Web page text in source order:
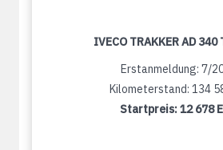
IVECO TRAKKER AD 340
Erstanmeldung: 7/
Kilometerstand: 134
Startpreis:12 678